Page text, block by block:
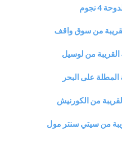
4 نجوم
من سوق واقف
القريبة من لوسيل
المطلة على البحر
من الكورنيش
من سيتي سنتر مول